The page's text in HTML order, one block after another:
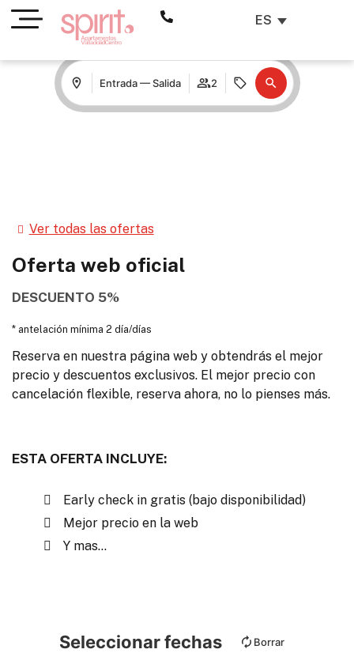
ES
Entrada — Salida 2
Ver todas las ofertas
Oferta web oficial
DESCUENTO 5%
antelación mínima 2 día/días
Reserva en nuestra página web y obtendrás el mejor
precio y descuentos exclusivos. El mejor precio con
cancelación flexible, reserva ahora, no lo pienses más.
ESTA OFERTA INCLUYE:
Early check in gratis (bajo disponibilidad)
Mejor precio en la web
Y mas...
Seleccionar fechas Borrar